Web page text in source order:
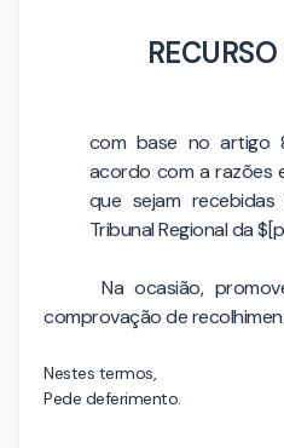
com base no artigo
acordo com a razões
que sejam
Tribunal Regional da
Na ocasião,
comprovação de
Nestes termos,
Pede deferimento.